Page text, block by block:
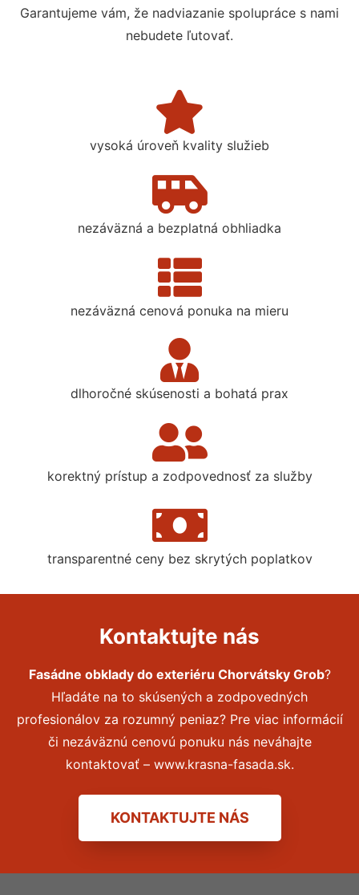
Garantujeme vám, že nadviazanie spolupráce s nami
nebudete ľutovať.
vysoká úroveň kvality služieb
nezáväzná a bezplatná obhliadka
nezáväzná cenová ponuka na mieru
dlhoročné skúsenosti a bohatá prax
korektný prístup a zodpovednosť za služby
transparentné ceny bez skrytých poplatkov
Kontaktujte nás
Fasádne obklady do exteriéru Chorvátsky Grob?
Hľadáte na to skúsených a zodpovedných
profesionálov za rozumný peniaz? Pre viac informácií
či nezáväznú cenovú ponuku nás neváhajte
kontaktovať – www.krasna-fasada.sk.
KONTAKTUJTE NÁS